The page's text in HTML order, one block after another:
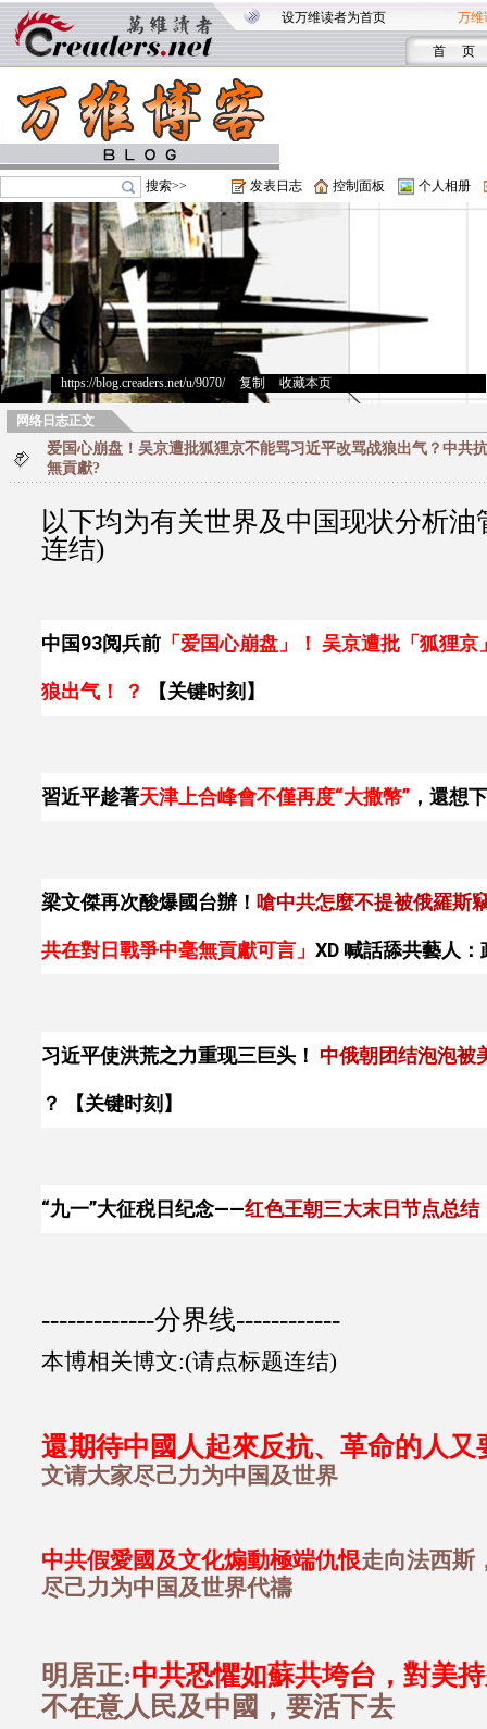
设万维读者为首页 万维
首 页
搜索>> 发表日志 控制面板 个人相册
https://blog.creaders.net/u/9070/> 复制 收藏本页
网络日志正文
爱国心崩盘！吴京遭批狐狸京不能骂习近平改骂战狼出气？中共
無貢獻?
以下均为有关世界及中国现状分析
连结)
中国93阅兵前 「爱国心崩盘」！ 吴京遭批「狐狸
狼出气！ ？ 【关键时刻】
習近平趁著天津上合峰會不僅再度“大撒幣” ，還想
梁文傑再次酸爆國台辦！ 嗆中共怎麼不提被俄羅斯
共在對日戰爭中毫無貢獻可言 」 XD 喊話舔共藝人
习近平使洪荒之力重现三巨头！ 中俄朝团结泡泡被
？ 【关键时刻】
“九一”大征税日纪念——红色王朝三大末日节点总结
-------------分界线------------
本博相关博文:(请点标题连结)
還期待中國人起來反抗、革命的人又
文请大家尽己力为中国及世界
中共假愛國及文化煽動極端仇恨走向法西斯
尽己力为中国及世界代禱
明居正:中共恐懼如蘇共垮台，對美
不在意人民及中國，要活下去